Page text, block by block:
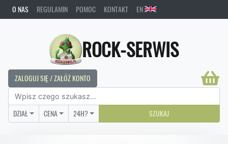
O NAS REGULAMIN POMOC KONTAKT EN
ROCK-SERWIS
ZALOGUJ SIĘ / ZAŁÓŻ KONTO
DZIAŁ CENA 24H? SZUKAJ